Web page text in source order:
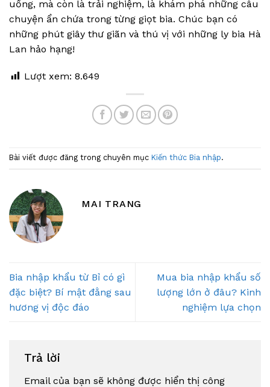
uống, mà còn là trải nghiệm, là khám phá những câu
chuyện ẩn chứa trong từng giọt bia. Chúc bạn có
những phút giây thư giãn và thú vị với những ly bia Hà
Lan hảo hạng!
Lượt xem: 8.649
Bài viết được đăng trong chuyên mục Kiến thức Bia nhập.
MAI TRANG
Bia nhập khẩu từ Bỉ có gì
đặc biệt? Bí mật đằng sau
hương vị độc đáo
Mua bia nhập khẩu số
lượng lớn ở đâu? Kinh
nghiệm lựa chọn
Trả lời
Email của bạn sẽ không được hiển thị công